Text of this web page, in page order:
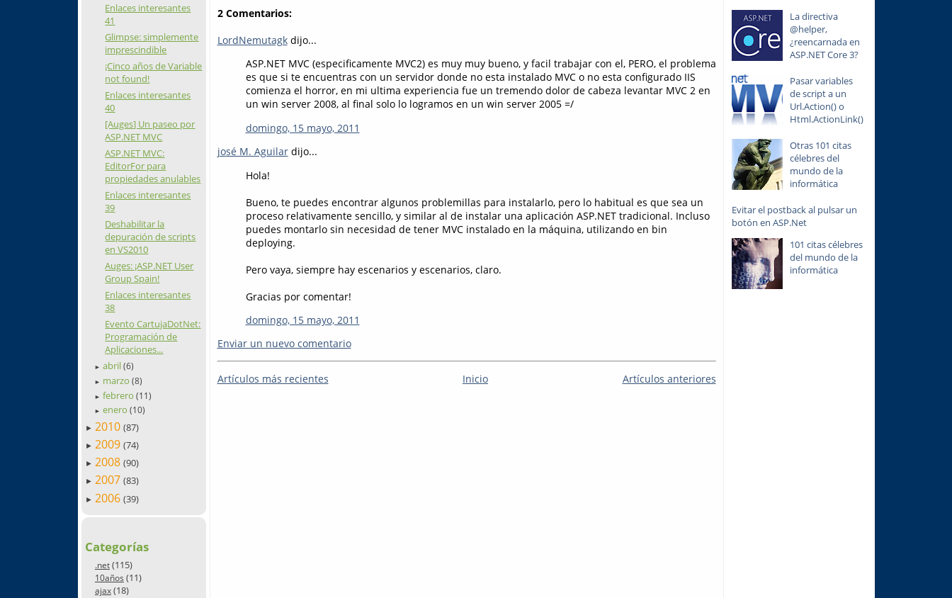
Enlaces interesantes
41
Glimpse: simplemente
imprescindible
¡Cinco años de Variable
not found!
Enlaces interesantes
40
[Auges] Un paseo por
ASP.NET MVC
ASP.NET MVC:
EditorFor para
propiedades anulables
Enlaces interesantes
39
Deshabilitar la
depuración de scripts
en VS2010
Auges: ¡ASP.NET User
Group Spain!
Enlaces interesantes
38
Evento CartujaDotNet:
Programación de
Aplicaciones...
► abril(6)
► marzo(8)
► febrero(11)
► enero(10)
► 2010 (87)
► 2009 (74)
► 2008 (90)
► 2007 (83)
► 2006 (39)
Categorías
.net(115)
10años (11)
ajax(18)
2 Comentarios:
LordNemutagkdijo...
ASP.NET MVC (especificamente MVC2) es muy muy bueno, y facil trabajar con el, PERO, el problema
es que si te encuentras con un servidor donde no esta instalado MVC o no esta configurado IIS
comienza el horror, en mi ultima experiencia fue un tremendo dolor de cabeza levantar MVC 2 en
un win server 2008, al final solo lo logramos en un win server 2005 =/
domingo, 15 mayo, 2011
josé M. Aguilardijo...
Hola!
Bueno, te puedes encontrar algunos problemillas para instalarlo, pero lo habitual es que sea un
proceso relativamente sencillo, y similar al de instalar una aplicación ASP.NET tradicional. Incluso
puedes montarlo sin necesidad de tener MVC instalado en la máquina, utilizando en bin
deploying.
Pero vaya, siempre hay escenarios y escenarios, claro.
Gracias por comentar!
domingo, 15 mayo, 2011
Enviar un nuevo comentario
Artículos más recientes Artículos anteriores
Inicio
La directiva
@helper,
¿reencarnada en
ASP.NET Core 3?
Pasar variables
de script a un
Url.Action() o
Html.ActionLink()
Otras 101 citas
célebres del
mundo de la
informática
Evitar el postback al pulsar un
botón en ASP.Net
101 citas célebres
del mundo de la
informática